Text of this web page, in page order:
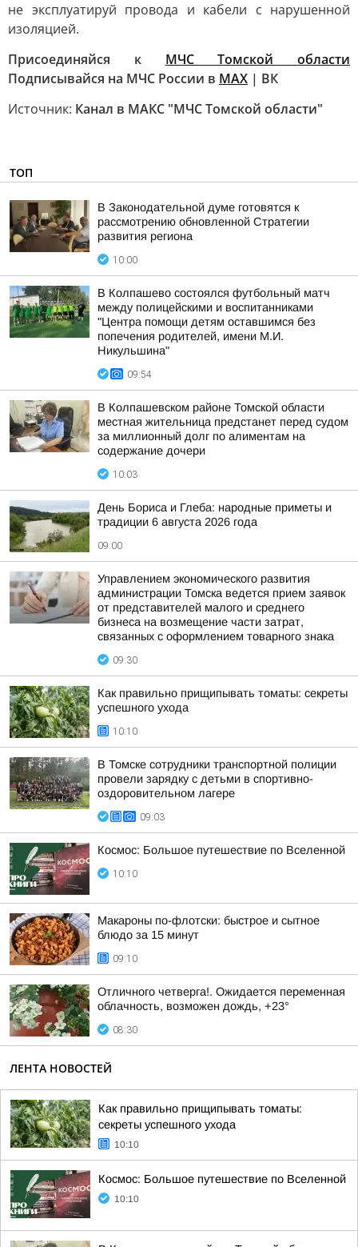
не эксплуатируй провода и кабели с нарушенной
изоляцией.
Присоединяйся к МЧС Томской области
Подписывайся на МЧС России в MAX | ВК
Источник: Канал в МАКС "МЧС Томской области"
ТОП
В Законодательной думе готовятся к
рассмотрению обновленной Стратегии
развития региона
10:00
В Колпашево состоялся футбольный матч
между полицейскими и воспитанниками
"Центра помощи детям оставшимся без
попечения родителей, имени М.И.
Никульшина"
09:54
В Колпашевском районе Томской области
местная жительница предстанет перед судом
за миллионный долг по алиментам на
содержание дочери
10:03
День Бориса и Глеба: народные приметы и
традиции 6 августа 2026 года
09:00
Управлением экономического развития
администрации Томска ведется прием заявок
от представителей малого и среднего
бизнеса на возмещение части затрат,
связанных с оформлением товарного знака
09:30
Как правильно прищипывать томаты: секреты
успешного ухода
10:10
В Томске сотрудники транспортной полиции
провели зарядку с детьми в спортивно-
оздоровительном лагере
09:03
Космос: Большое путешествие по Вселенной
10:10
Макароны по-флотски: быстрое и сытное
блюдо за 15 минут
09:10
Отличного четверга!. Ожидается переменная
облачность, возможен дождь, +23°
08:30
ЛЕНТА НОВОСТЕЙ
Как правильно прищипывать томаты:
секреты успешного ухода
10:10
Космос: Большое путешествие по Вселенной
10:10